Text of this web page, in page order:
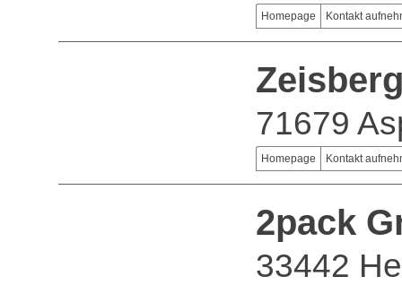
Homepage Kontakt
71679
Homepage Kontakt
2pack
33442